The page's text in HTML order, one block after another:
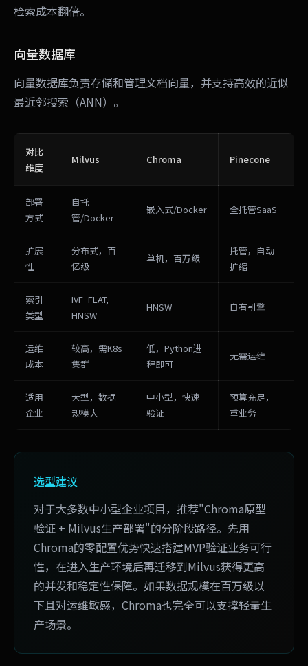
检索成本翻倍。
向量数据库
向量数据库负责存储和管理文档向量，并支持高效的近似
最近邻搜索（ANN）。
对比
维度
Milvus Chroma Pinecone
部署
方式
自托
管/Docker
嵌入式/Docker 全托管SaaS
扩展
性
分布式，百
亿级
单机，百万级
托管，自动
扩缩
索引
类型
IVF_FLAT,
HNSW
HNSW 自有引擎
运维
成本
较高，需K8s
集群
低，Python进
程即可
无需运维
适用
企业
大型，数据
规模大
中小型，快速
验证
预算充足，
重业务
选型建议
对于大多数中小型企业项目，推荐"Chroma原型
验证 + Milvus生产部署"的分阶段路径。先用
Chroma的零配置优势快速搭建MVP验证业务可行
性，在进入生产环境后再迁移到Milvus获得更高
的并发和稳定性保障。如果数据规模在百万级以
下且对运维敏感，Chroma也完全可以支撑轻量生
产场景。